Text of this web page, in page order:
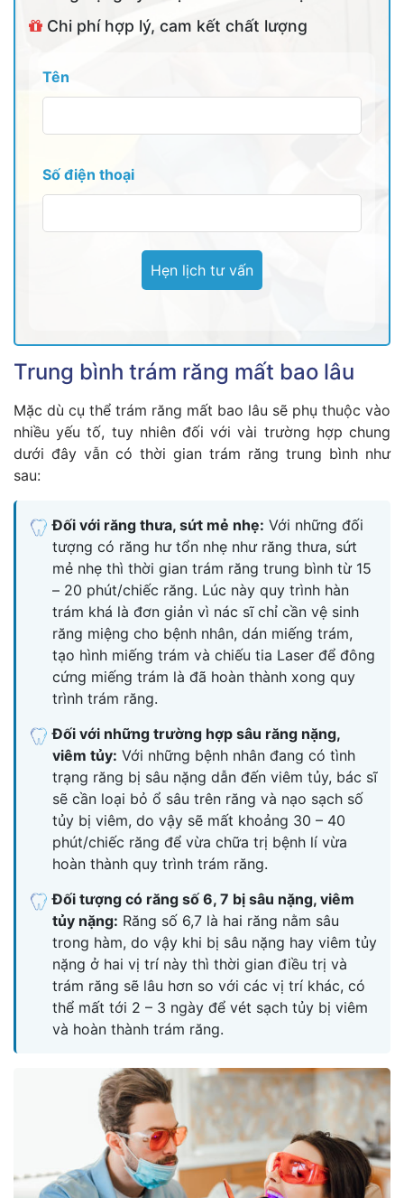
Tên
Số điện thoại
Chi phí hợp lý, cam kết chất lượng
Trung bình trám răng mất bao lâu
Mặc dù cụ thể trám răng mất bao lâu sẽ phụ thuộc vào
nhiều yếu tố, tuy nhiên đối với vài trường hợp chung
dưới đây vẫn có thời gian trám răng trung bình như
sau:
Đối với răng thưa, sứt mẻ nhẹ: Với những đối
tượng có răng hư tổn nhẹ như răng thưa, sứt
mẻ nhẹ thì thời gian trám răng trung bình từ 15
– 20 phút/chiếc răng. Lúc này quy trình hàn
trám khá là đơn giản vì nác sĩ chỉ cần vệ sinh
răng miệng cho bệnh nhân, dán miếng trám,
tạo hình miếng trám và chiếu tia Laser để đông
cứng miếng trám là đã hoàn thành xong quy
trình trám răng.
Đối với những trường hợp sâu răng nặng,
viêm tủy: Với những bệnh nhân đang có tình
trạng răng bị sâu nặng dẫn đến viêm tủy, bác sĩ
sẽ cần loại bỏ ổ sâu trên răng và nạo sạch số
tủy bị viêm, do vậy sẽ mất khoảng 30 – 40
phút/chiếc răng để vừa chữa trị bệnh lí vừa
hoàn thành quy trình trám răng.
Đối tượng có răng số 6, 7 bị sâu nặng, viêm
tủy nặng: Răng số 6,7 là hai răng nằm sâu
trong hàm, do vậy khi bị sâu nặng hay viêm tủy
nặng ở hai vị trí này thì thời gian điều trị và
trám răng sẽ lâu hơn so với các vị trí khác, có
thể mất tới 2 – 3 ngày để vét sạch tủy bị viêm
và hoàn thành trám răng.